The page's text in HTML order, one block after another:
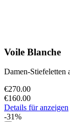
Voile Blanche
Damen-Stiefeletten
€270.00
€160.00
Details für anzeigen
-31%